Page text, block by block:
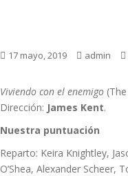
17 mayo, 2019 admin
Viviendo con el enemigo
Dirección: James Kent.
Nuestra puntuación
Reparto: Keira Knightley,
O’Shea, Alexander Scheer,